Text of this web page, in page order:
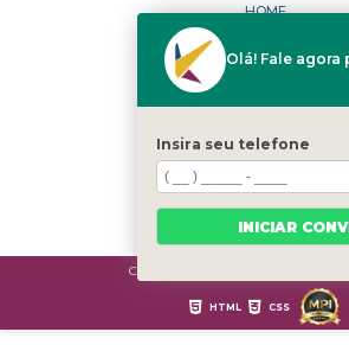
HOME
PORTFÓLIO
DÚVIDAS FREQUENTES
CATEGORIAS
MAPA DO SITE
Copyright © Cravestak. (Lei 9610 de 19/
HTML CSS
Olá! Fale
Insira seu telefone
INICIAR